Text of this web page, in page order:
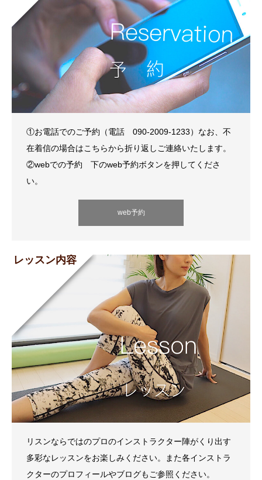
①お電話でのご予約（電話 090-2009-1233）なお、不
在着信の場合はこちらから折り返しご連絡いたします。
②webでの予約 下のweb予約ボタンを押してくださ
い。
web予約
レッスン内容
リスンならではのプロのインストラクター陣がくり出す
多彩なレッスンをお楽しみください。また各インストラ
クターのプロフィールやブログもご参照ください。